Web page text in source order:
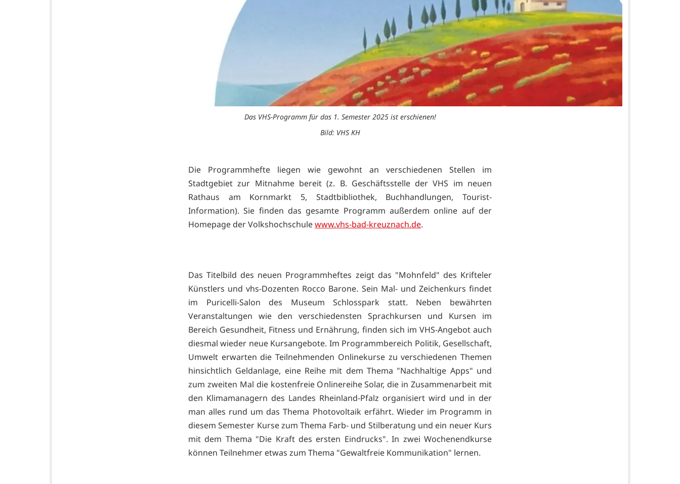
Das VHS-Programm für das 1. Semester 2025 ist erschienen!
Bild: VHS KH
Die Programmhefte liegen wie gewohnt an verschiedenen Stellen im
Stadtgebiet zur Mitnahme bereit (z. B. Geschäftsstelle der VHS im neuen
Rathaus am Kornmarkt 5, Stadtbibliothek, Buchhandlungen, Tourist-
Information). Sie finden das gesamte Programm außerdem online auf der
Homepage der Volkshochschulewww.vhs-bad-kreuznach.de.
Das Titelbild des neuen Programmheftes zeigt das "Mohnfeld" des Krifteler
Künstlers und vhs-Dozenten Rocco Barone. Sein Mal- und Zeichenkurs findet
im Puricelli-Salon des Museum Schlosspark statt. Neben bewährten
Veranstaltungen wie den verschiedensten Sprachkursen und Kursen im
Bereich Gesundheit, Fitness und Ernährung, finden sich im VHS-Angebot auch
diesmal wieder neue Kursangebote. Im Programmbereich Politik, Gesellschaft,
Umwelt erwarten die Teilnehmenden Onlinekurse zu verschiedenen Themen
hinsichtlich Geldanlage, eine Reihe mit dem Thema "Nachhaltige Apps" und
zum zweiten Mal die kostenfreie Onlinereihe Solar, die in Zusammenarbeit mit
den Klimamanagern des Landes Rheinland-Pfalz organisiert wird und in der
man alles rund um das Thema Photovoltaik erfährt. Wieder im Programm in
diesem Semester Kurse zum Thema Farb- und Stilberatung und ein neuer Kurs
mit dem Thema "Die Kraft des ersten Eindrucks". In zwei Wochenendkurse
können Teilnehmer etwas zum Thema "Gewaltfreie Kommunikation" lernen.